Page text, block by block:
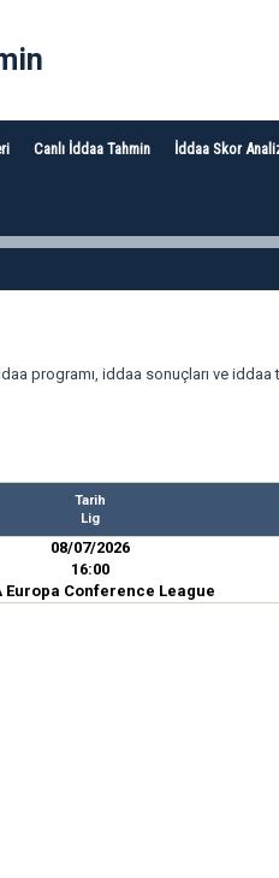
Canlı İddaa Tahmin İddaa Skor
programı, iddaa sonuçları ve
Tarih
Lig
08/07/2026
16:00
Europa Conference League